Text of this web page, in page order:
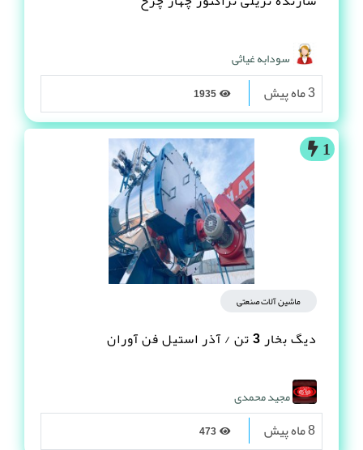
سودابه غیاثی
3 ماه پیش
1
ماشین آلات صنعتی
دیگ بخار 3 تن / آذر استیل فن آوران
مجید محمدی
8 ماه پیش